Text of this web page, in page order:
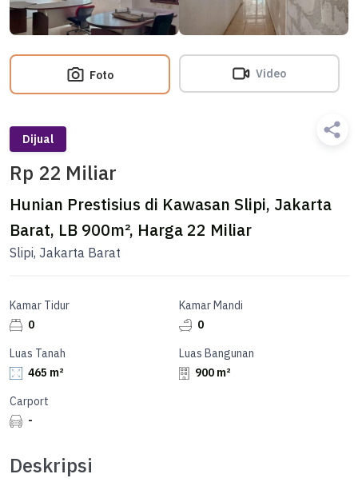
Foto Video
Dijual
Rp 22 Miliar
Hunian Prestisius di Kawasan Slipi, Jakarta
Barat, LB 900m², Harga 22 Miliar
Slipi, Jakarta Barat
Kamar Tidur
0
Kamar Mandi
0
Luas Tanah
465 m²
Luas Bangunan
900 m²
Carport
-
Deskripsi